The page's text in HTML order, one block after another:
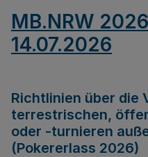
MB.NRW
14.07.2026
Richtlinien über die
terrestrischen,
oder -turnieren
(Pokererlass 2026)